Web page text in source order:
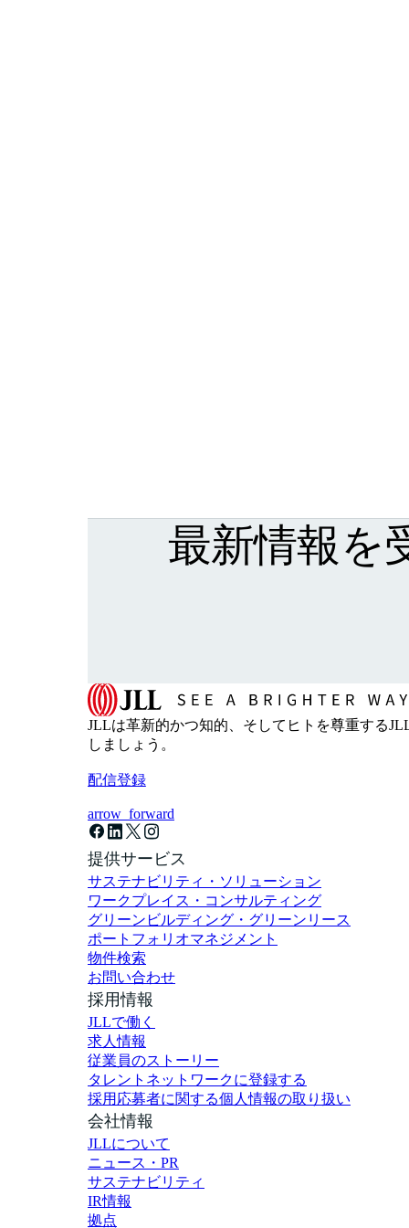
最新情報を
JLLは革新的かつ知的、そしてヒトを尊重する
しましょう。
配信登録
arrow_forward
提供サービス
サステナビリティ・ソリューション
ワークプレイス・コンサルティング
グリーンビルディング・グリーンリース
ポートフォリオマネジメント
物件検索
お問い合わせ
採用情報
JLLで働く
求人情報
従業員のストーリー
タレントネットワークに登録する
採用応募者に関する個人情報の取り扱い
会社情報
JLLについて
ニュース・PR
サステナビリティ
IR情報
拠点